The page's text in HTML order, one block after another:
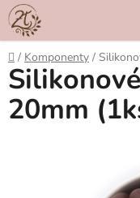
Přejít
na
obsah
Domů
/ Komponenty /
20mm